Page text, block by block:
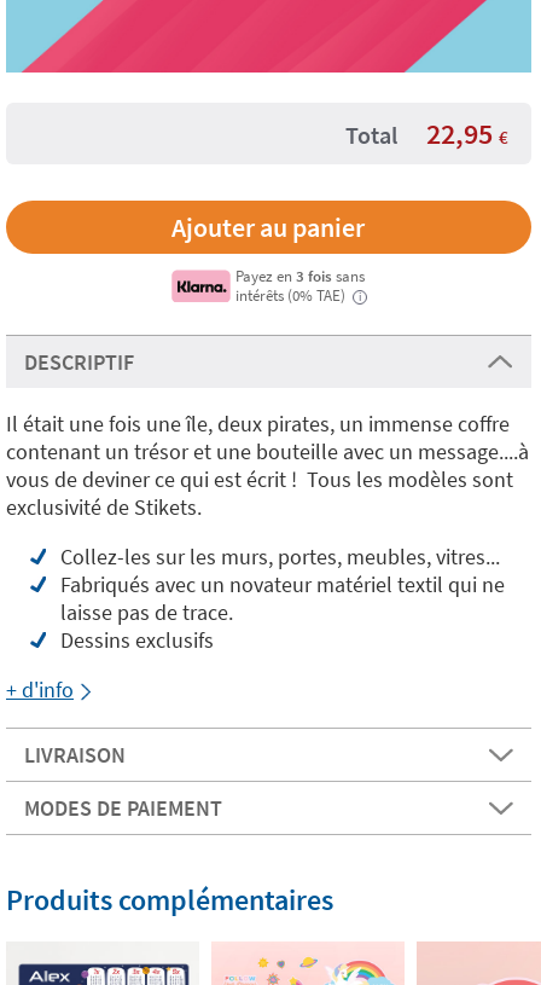
Total 22,95 €
Payez en 3 fois sans
intérêts (0% TAE)
i
DESCRIPTIF
Il était une fois une île, deux pirates, un immense coffre
contenant un trésor et une bouteille avec un message....à
vous de deviner ce qui est écrit ! Tous les modèles sont
exclusivité de Stikets.
Collez-les sur les murs, portes, meubles, vitres...
Fabriqués avec un novateur matériel textil qui ne
laisse pas de trace.
Dessins exclusifs
+ d'info
LIVRAISON
MODES DE PAIEMENT
Produits complémentaires